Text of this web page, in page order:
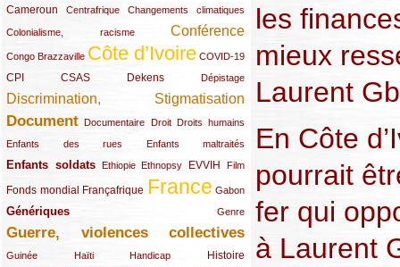
Cameroun
(47/289) Centrafrique
(23/289) Changements climatiques
(10/289)
Colonialisme, racisme
(19/289) Conférence
(118/289)
Congo Brazzaville
(24/289) Côte d’Ivoire
(263/289) COVID-19
(13/289)
CPI
(48/289) CSAS
(32/289) Dekens
(29/289) Dépistage
(19/289)
Discrimination, Stigmatisation
(131/289)
Document
(145/289) Documentaire
(9/289) Droit
(20/289) Droits humains
(22/289)
Enfants des rues
(21/289) Enfants maltraités
(10/289)
Enfants soldats
(68/289) Ethiopie
(12/289) Ethnopsy
(15/289) EVVIH
(55/289) Film
(22/289)
Fonds mondial
(48/289) Françafrique
(39/289) France
(289/289) Gabon
(12/289)
Génériques
(59/289) Genre
(22/289)
Guerre, violences collectives
(149/289)
Guinée
(12/289) Haïti
(15/289) Handicap
(10/289) Histoire
(49/289)
les
mieux
Laurent
En Côte
pourrait
fer qui
à Laurent